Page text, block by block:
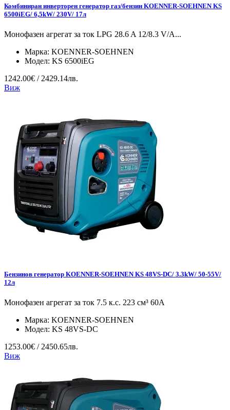
Комбиниран инверторен генератор газ/бензин KOENNER-SOEHNEN KS
6500iEG/ 6,5kW/ 230V/ 17л
Монофазен агрегат за ток LPG 28.6 A 12/8.3 V/А...
Марка: KOENNER-SOEHNEN
Модел: KS 6500iEG
1242.00€ / 2429.14лв.
Виж
Бензинов генератор KOENNER-SOEHNEN KS 48VS-DC/ 3.3kW/ 50-55V/
12л
Монофазен агрегат за ток 7.5 к.с. 223 см³ 60А
Марка: KOENNER-SOEHNEN
Модел: KS 48VS-DC
1253.00€ / 2450.65лв.
Виж